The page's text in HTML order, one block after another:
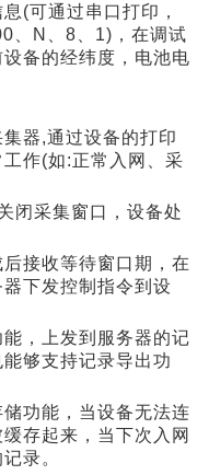
(可通过串口打印，
、N、8、1)，在调试
备的经纬度，电池电
器,通过设备的打印
作(如:正常入网、采
闭采集窗口，设备处
接收等待窗口期，在
下发控制指令到设
，上发到服务器的记
够支持记录导出功
功能，当设备无法连
存起来，当下次入网
录。